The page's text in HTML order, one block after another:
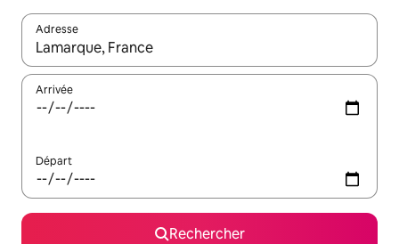
Adresse
Lorsque les résultats s'affichent, utilisez les flèches vers le
Arrivée
Départ
Rechercher